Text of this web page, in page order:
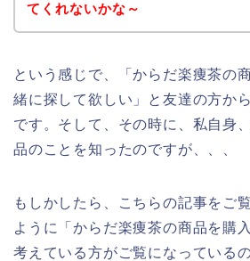
てくれないかな～
という感じで、「からだ楽痩茶の
緒に探して欲しい」と友達の方か
です。そして、その時に、私自身
品のことを知ったのですが、、、
もしかしたら、こちらの記事をご
ように「からだ楽痩茶の商品を購
考えている方がご覧になっている